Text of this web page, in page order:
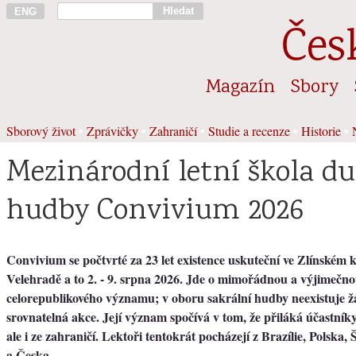
ENG Hledat
Magazín Sbory
Sborový život• Zprávičky Zahraničí• Studie a recenze Historie
Mezinárodní letní škola
hudby Convivium 2026
Convivium se počtvrté za 23 let existence uskuteční ve Zlínském
Velehradě a to 2. - 9. srpna 2026. Jde o mimořádnou a
celorepublikového významu; v oboru sakrální hudby neexistuje
srovnatelná akce. Její význam spočívá v tom, že přiláká
ale i ze zahraničí. Lektoři tentokrát pocházejí z Brazílie, Polska,